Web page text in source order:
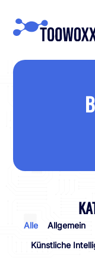
Allgemein
Künstliche
Alle